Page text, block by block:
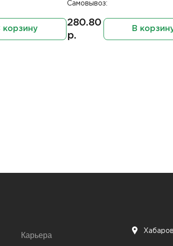
корзину
Самовывоз:
280.80
р.
В
Карьера